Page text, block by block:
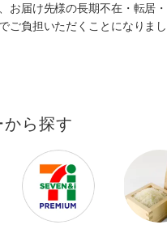
お届け先様の長期不在・転居
ご負担いただくことになりま
ら探す